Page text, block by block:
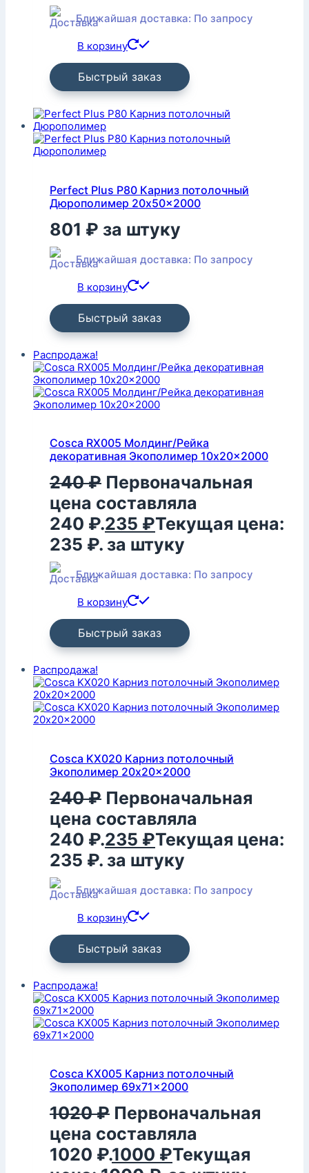
Ближайшая доставка: По запросу
В корзину
Быстрый заказ
Perfect Plus P80 Карниз потолочный
Дюрополимер 20x50x2000
801 ₽ за штуку
Ближайшая доставка: По запросу
В корзину
Быстрый заказ
Распродажа!
Cosca RX005 Молдинг/Рейка
декоративная Экополимер 10x20x2000
240₽ Первоначальная
цена составляла
240 ₽.235 ₽Текущая цена:
235 ₽. за штуку
Ближайшая доставка: По запросу
В корзину
Быстрый заказ
Распродажа!
Cosca KX020 Карниз потолочный
Экополимер 20x20x2000
240₽ Первоначальная
цена составляла
240 ₽.235 ₽Текущая цена:
235 ₽. за штуку
Ближайшая доставка: По запросу
В корзину
Быстрый заказ
Распродажа!
Cosca KX005 Карниз потолочный
Экополимер 69x71x2000
1020₽ Первоначальная
цена составляла
1020 ₽.1000 ₽Текущая